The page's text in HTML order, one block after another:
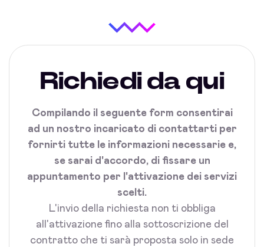
Richiedi da qui
Compilando il seguente form consentirai
ad un nostro incaricato di contattarti per
fornirti tutte le informazioni necessarie e,
se sarai d'accordo, di fissare un
appuntamento per l'attivazione dei servizi
scelti.
L'invio della richiesta non ti obbliga
all'attivazione fino alla sottoscrizione del
contratto che ti sarà proposta solo in sede